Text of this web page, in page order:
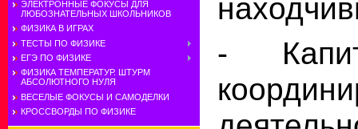
ЭЛЕКТРОННЫЕ ФОКУСЫ ДЛЯ
ЛЮБОЗНАТЕЛЬНЫХ ШКОЛЬНИКОВ
ФИЗИКА В ИГРАХ
ТЕСТЫ ПО ФИЗИКЕ
ЕГЭ ПО ФИЗИКЕ
ФИЗИКА ТЕМПЕРАТУР. ШТУРМ
АБСОЛЮТНОГО НУЛЯ
ВЕСЕЛЫЕ ФОКУСЫ И САМОДЕЛКИ
КРОССВОРДЫ ПО ФИЗИКЕ
-